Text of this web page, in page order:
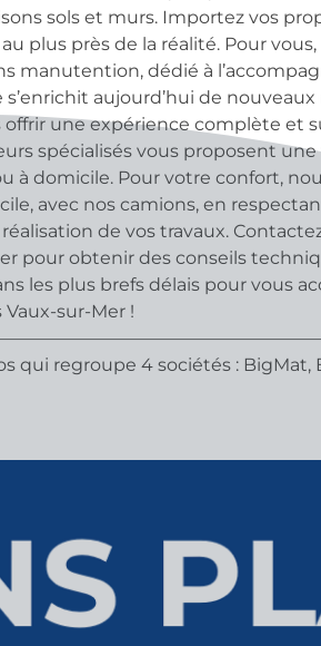
sols et murs. Importez vos
plus près de la réalité. Pour
manutention, dédié à
aujourd’hui de
une expérience complète et
spécialisés vous proposent
à domicile. Pour votre confort,
avec nos camions, en
de vos travaux.
pour obtenir des conseils
les plus brefs délais pour vous
sur-Mer !
qui regroupe 4 sociétés : BigMat,